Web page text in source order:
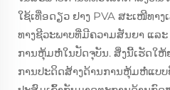
ໃຊ້ເທື່ອດຽວ ຢາງ PVA ສະເໜີທາ
ທາງຊີວະພາບທີ່ມີຄວາມສັນຍາ ແລ
ການຫຸ້ມຫໍ່ໃນປັດຈຸບັນ. ສິ່ງນີ້ເຮັດໃຫ້
ການປະດິດສ້າງດ້ານການຫຸ້ມຫໍ່ແບບ